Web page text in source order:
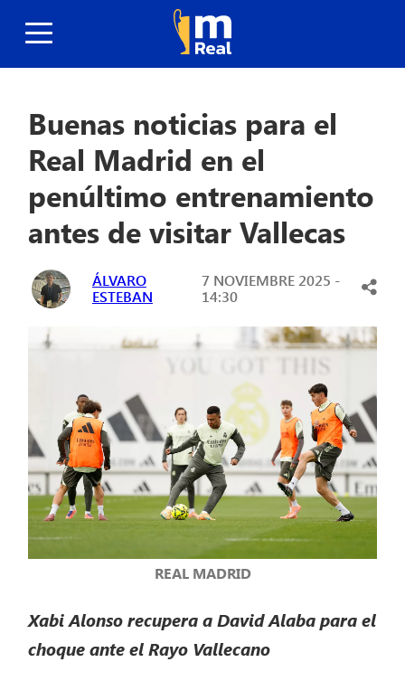
Buenas noticias para el
Real Madrid en el
penúltimo entrenamiento
antes de visitar Vallecas
ÁLVARO
ESTEBAN
7 NOVIEMBRE 2025 -
14:30
REAL MADRID
Xabi Alonso recupera a David Alaba para el
choque ante el Rayo Vallecano